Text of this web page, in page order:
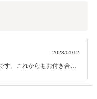
2023/01/12
す。これからもお付き合い